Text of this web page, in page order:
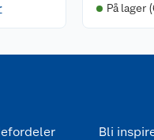
På lager
Bli